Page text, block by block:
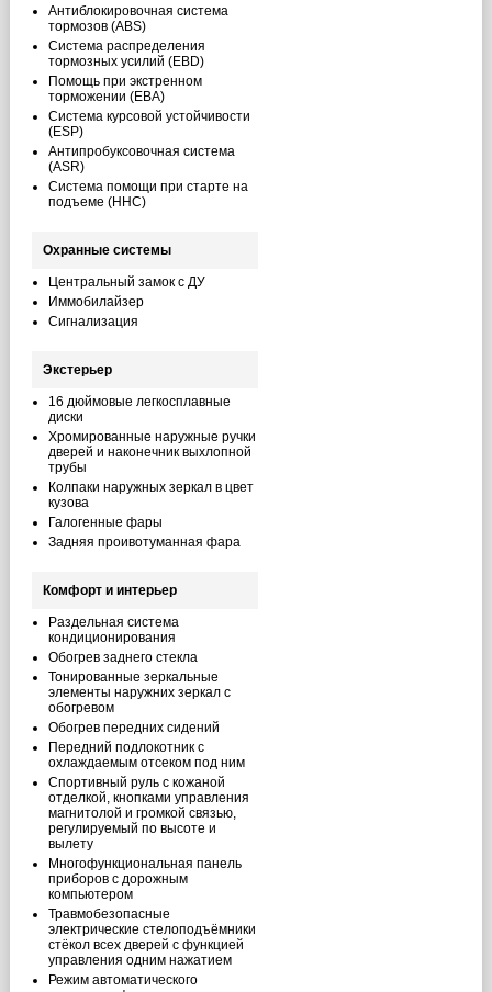
Антиблокировочная система
тормозов (ABS)
Система распределения
тормозных усилий (EBD)
Помощь при экстренном
торможении (EBA)
Система курсовой устойчивости
(ESP)
Антипробуксовочная система
(ASR)
Система помощи при старте на
подъеме (HHC)
Охранные системы
Центральный замок с ДУ
Иммобилайзер
Сигнализация
Экстерьер
16 дюймовые легкосплавные
диски
Хромированные наружные ручки
дверей и наконечник выхлопной
трубы
Колпаки наружных зеркал в цвет
кузова
Галогенные фары
Задняя проивотуманная фара
Комфорт и интерьер
Раздельная система
кондиционирования
Обогрев заднего стекла
Тонированные зеркальные
элементы наружних зеркал с
обогревом
Обогрев передних сидений
Передний подлокотник с
охлаждаемым отсеком под ним
Спортивный руль с кожаной
отделкой, кнопками управления
магнитолой и громкой связью,
регулируемый по высоте и
вылету
Многофункциональная панель
приборов с дорожным
компьютером
Травмобезопасные
электрические стелоподъёмники
стёкол всех дверей с функцией
управления одним нажатием
Режим автоматического